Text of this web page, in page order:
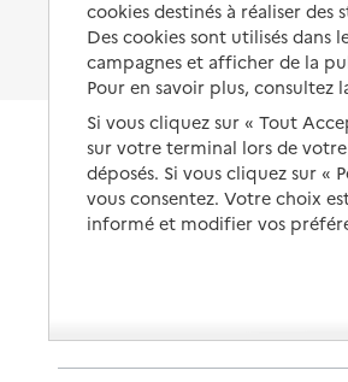
À qui s’adresser ?
Les politiques du grand âge
cookies destinés à réaliser
Des cookies sont utilisés
campagnes et afficher de la
Pour en savoir plus,
Si vous cliquez sur « Tout
sur votre terminal lors de votre
déposés. Si vous cliquez sur «
vous consentez. Votre choix
informé et modifier vos